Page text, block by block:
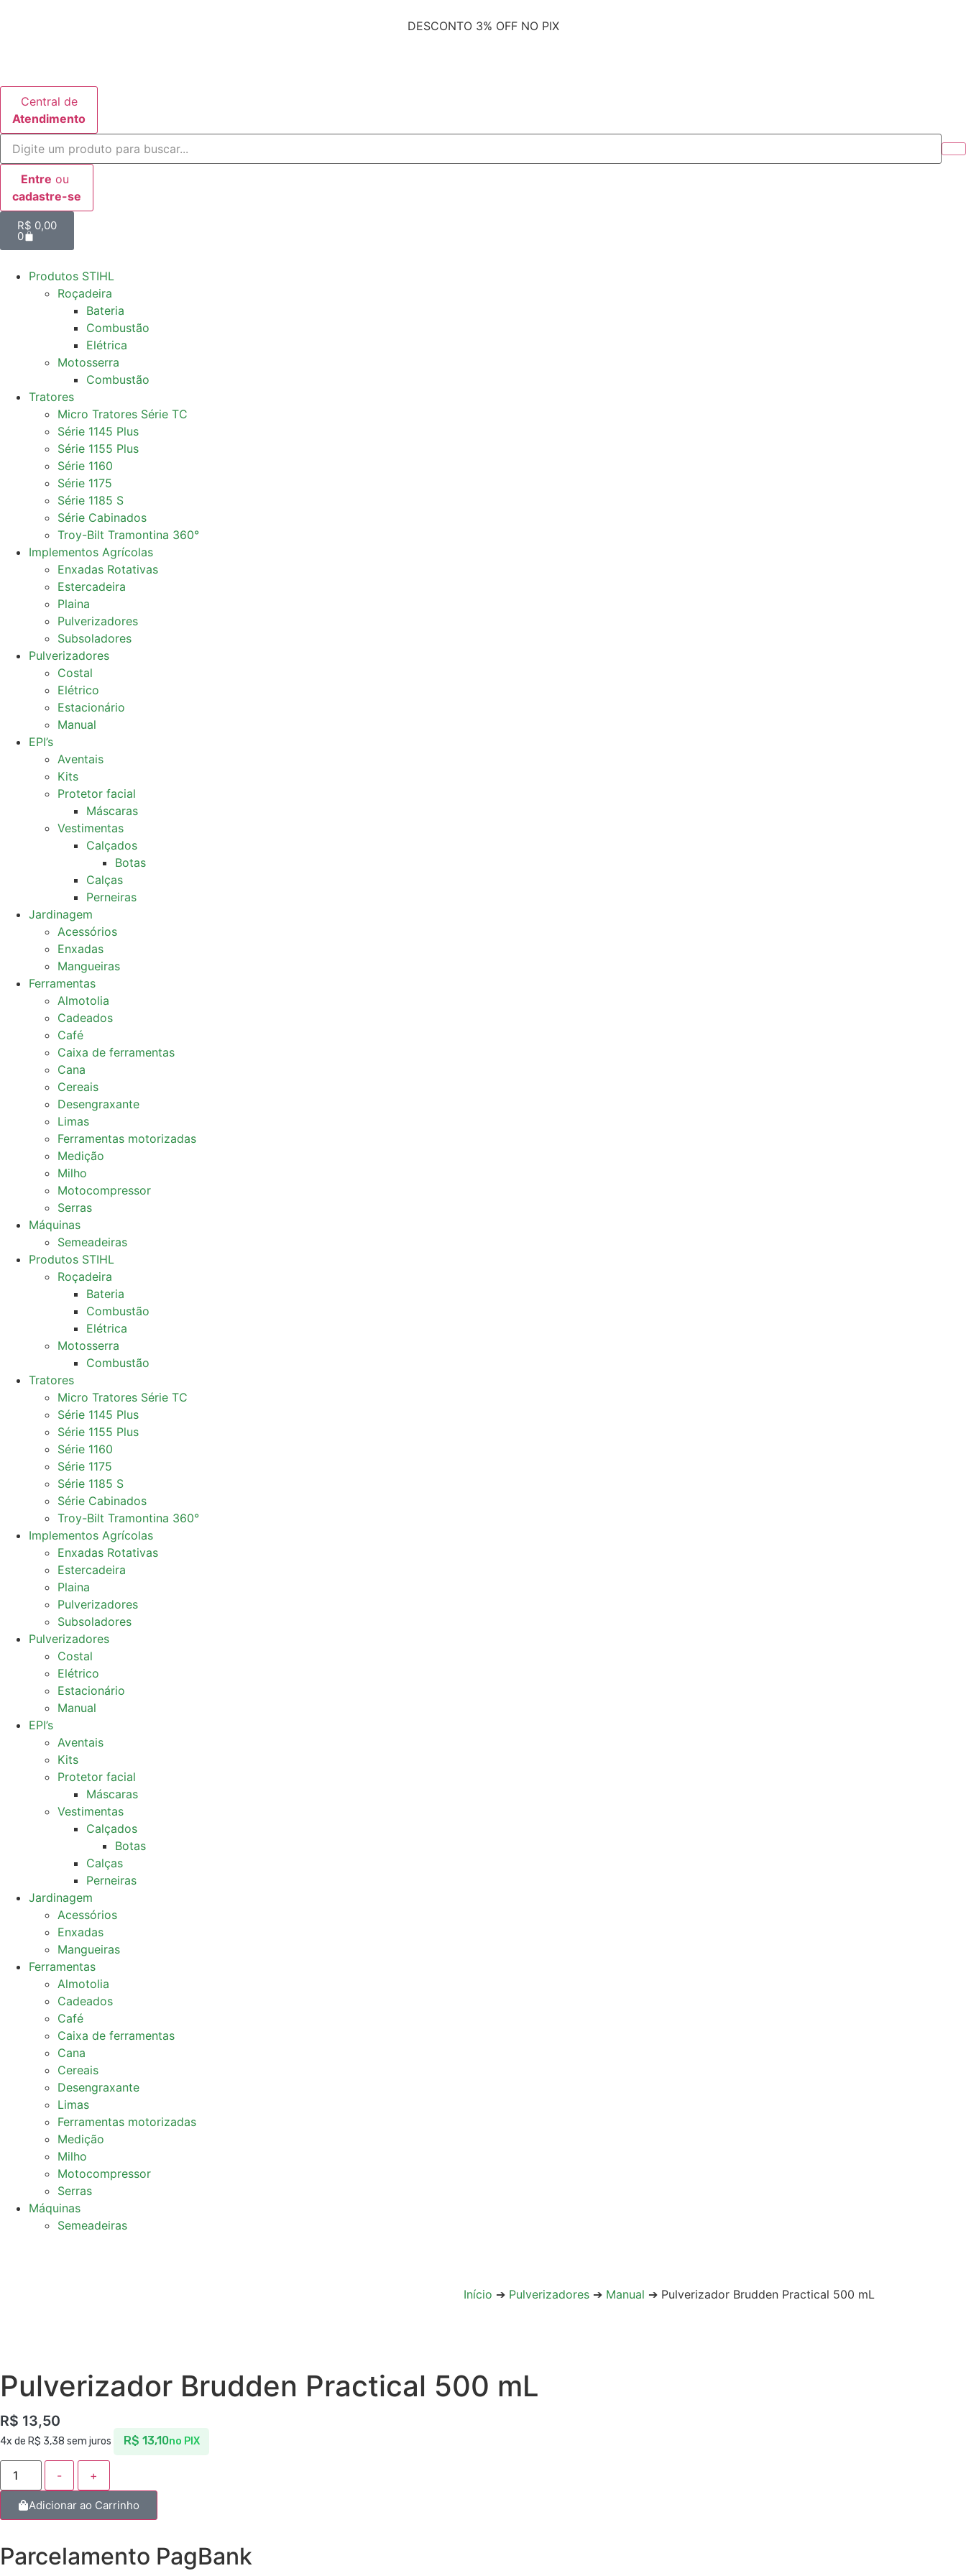
DESCONTO 3% OFF NO PIX
Central de
Atendimento
Entre ou
cadastre-se
R$ 0,00
0
Produtos STIHL
Roçadeira
Bateria
Combustão
Elétrica
Motosserra
Combustão
Tratores
Micro Tratores Série TC
Série 1145 Plus
Série 1155 Plus
Série 1160
Série 1175
Série 1185 S
Série Cabinados
Troy-Bilt Tramontina 360°
Implementos Agrícolas
Enxadas Rotativas
Estercadeira
Plaina
Pulverizadores
Subsoladores
Pulverizadores
Costal
Elétrico
Estacionário
Manual
EPI’s
Aventais
Kits
Protetor facial
Máscaras
Vestimentas
Calçados
Botas
Calças
Perneiras
Jardinagem
Acessórios
Enxadas
Mangueiras
Ferramentas
Almotolia
Cadeados
Café
Caixa de ferramentas
Cana
Cereais
Desengraxante
Limas
Ferramentas motorizadas
Medição
Milho
Motocompressor
Serras
Máquinas
Semeadeiras
Produtos STIHL
Roçadeira
Bateria
Combustão
Elétrica
Motosserra
Combustão
Tratores
Micro Tratores Série TC
Série 1145 Plus
Série 1155 Plus
Série 1160
Série 1175
Série 1185 S
Série Cabinados
Troy-Bilt Tramontina 360°
Implementos Agrícolas
Enxadas Rotativas
Estercadeira
Plaina
Pulverizadores
Subsoladores
Pulverizadores
Costal
Elétrico
Estacionário
Manual
EPI’s
Aventais
Kits
Protetor facial
Máscaras
Vestimentas
Calçados
Botas
Calças
Perneiras
Jardinagem
Acessórios
Enxadas
Mangueiras
Ferramentas
Almotolia
Cadeados
Café
Caixa de ferramentas
Cana
Cereais
Desengraxante
Limas
Ferramentas motorizadas
Medição
Milho
Motocompressor
Serras
Máquinas
Semeadeiras
Início ➔ Pulverizadores ➔ Manual ➔ Pulverizador Brudden Practical 500 mL
Pulverizador Brudden Practical 500 mL
R$ 13,50
4x de R$ 3,38 sem juros R$ 13,10no PIX
- +
Adicionar ao Carrinho
Parcelamento PagBank